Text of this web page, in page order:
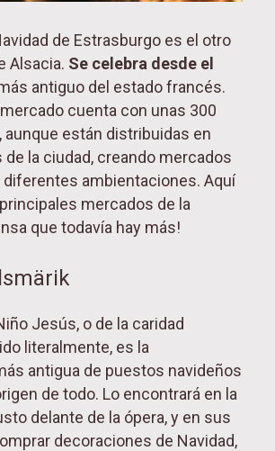
de Estrasburgo es el otro
Alsacia. Se celebra desde el
antiguo del estado francés.
cuenta con unas 300
aunque están distribuidas en
la ciudad, creando mercados
ambientaciones. Aquí
mercados de la
que todavía hay más!
Jesús, o de la caridad
literalmente, es la
antigua de puestos navideños
de todo. Lo encontrará en la
delante de la ópera, y en sus
decoraciones de Navidad,